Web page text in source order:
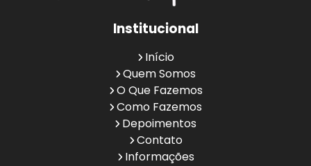
Institucional
Início
Quem Somos
O Que Fazemos
Como Fazemos
Depoimentos
Contato
Informações